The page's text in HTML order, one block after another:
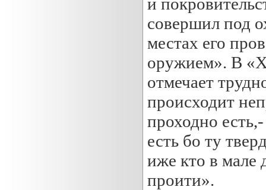
совершил под
местах его
оружием». В
отмечает
происходит
проходно
есть бо ту
иже кто в мале
проити».